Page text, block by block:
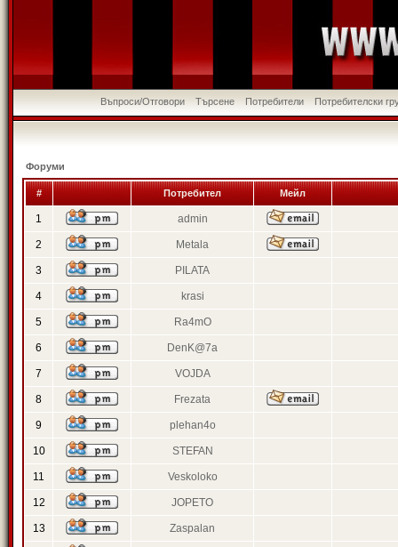
Въпроси/Отговори Търсене Потребители Потребителски
Форуми
# Потребител Мейл
1 admin
2 Metala
3 PILATA
4 krasi
5 Ra4mO
6 DenK@7a
7 VOJDA
8 Frezata
9 plehan4o
10 STEFAN
11 Veskoloko
12 JOPETO
13 Zaspalan